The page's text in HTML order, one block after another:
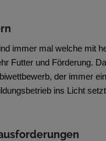
immer mal welche mit
Futter und Förderung.
der immer
ins Licht